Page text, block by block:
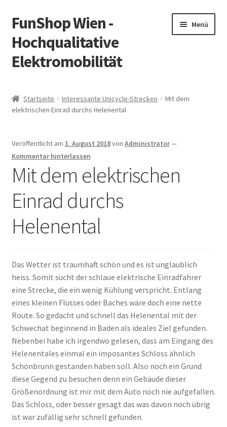
Zur
Navigation
springen
Zum
Inhalt
springen
FunShop Wien -
Hochqualitative
Elektromobilität
Menü
Informationen zur Rechtslage in Österreich
Über FunShop
Impressum
Zum Onlineshop in der Web Version
Startseite Interessante Unicycle-Strecken
Mit dem
elektrischen Einrad durchs Helenental
Veröffentlicht am 1. August 2018von Administrator—
Kommentar hinterlassen
Mit dem elektrischen
Einrad durchs
Helenental
Das Wetter ist traumhaft schön und es ist unglaublich
heiss. Somit sucht der schlaue elektrische Einradfahrer
eine Strecke, die ein wenig Kühlung verspricht. Entlang
eines kleinen Flusses oder Baches wäre doch eine nette
Route. So gedacht und schnell das Helenental mit der
Schwechat beginnend in Baden als ideales Ziel gefunden.
Nebenbei habe ich irgendwo gelesen, dass am Eingang des
Helenentales einmal ein imposantes Schloss ähnlich
Schönbrunn gestanden haben soll. Also noch ein Grund
diese Gegend zu besuchen denn ein Gebäude dieser
Größenordnung ist mir mit dem Auto noch nie aufgefallen.
Das Schloss, oder besser gesagt das was davon noch übrig
ist war zufällig sehr schnell gefunden.